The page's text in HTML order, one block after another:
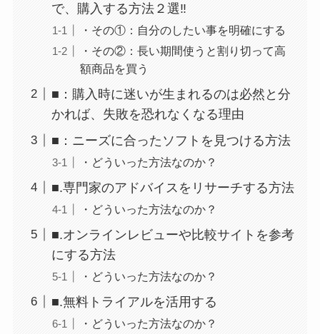
で、購入する方法２選‼
・その①：自分のしたい事を明確にする
・その②：長い期間使うと割り切って高
額商品を買う
■：購入時に迷いが生まれるのは必然と分
かれば、失敗を恐れなくなる理由
■：ニーズに合ったソフトを見つける方法
・どういった方法なのか？
■.専門家のアドバイスをリサーチする方法
・どういった方法なのか？
■.オンラインレビューや比較サイトを参考
にする方法
・どういった方法なのか？
■.無料トライアルを活用する
・どういった方法なのか？